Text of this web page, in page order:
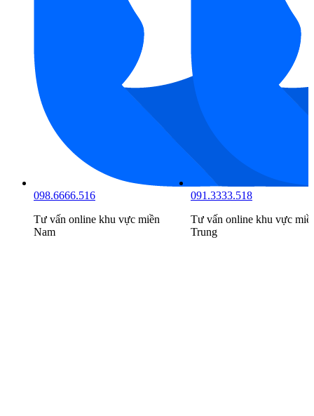
098.6666.516
Tư vấn online khu vực miền
Nam
091.3333.518
Tư vấn online khu vực
Trung